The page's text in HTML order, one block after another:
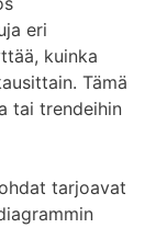
eri
kuinka
Tämä
tai trendeihin
tarjoavat